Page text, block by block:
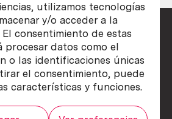
utilizamos tecnologías
y/o acceder a la
consentimiento de estas
datos como el
o las identificaciones únicas
el consentimiento, puede
características y funciones.